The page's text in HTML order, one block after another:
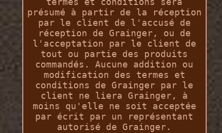
présumé à partir de la réception
par le client de l'accusé de
réception de Grainger, ou de
l'acceptation par le client de
tout ou partie des produits
commandés. Aucune addition ou
modification des termes et
conditions de Grainger par le
client ne liera Grainger, à
moins qu'elle ne soit acceptée
par écrit par un représentant
autorisé de Grainger.